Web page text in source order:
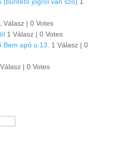
Válasz | 0 Votes
1 Válasz | 0 Votes
apó u.13.
1 Válasz | 0
| 0 Votes